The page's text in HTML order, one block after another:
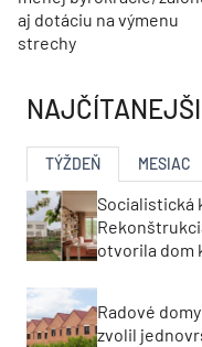
aj dotáciu na výmenu
strechy
TÝŽDEŇ MESIAC
Socialistická
otvorila dom
Radové
zvolil